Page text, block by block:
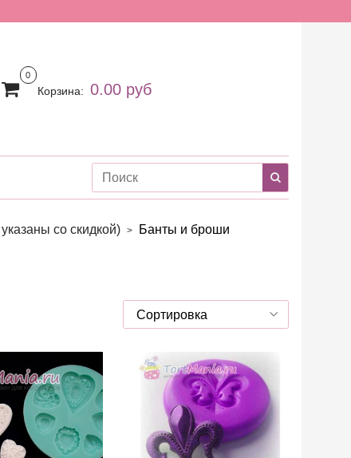
0
Корзина: 0.00 руб
со скидкой) Банты и броши